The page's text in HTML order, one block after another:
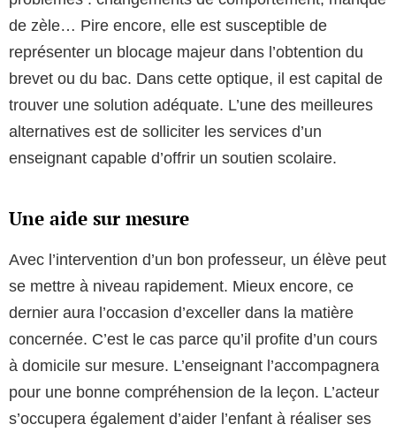
de zèle… Pire encore, elle est susceptible de
représenter un blocage majeur dans l’obtention du
brevet ou du bac. Dans cette optique, il est capital de
trouver une solution adéquate. L’une des meilleures
alternatives est de solliciter les services d’un
enseignant capable d’offrir un soutien scolaire.
Une aide sur mesure
Avec l’intervention d’un bon professeur, un élève peut
se mettre à niveau rapidement. Mieux encore, ce
dernier aura l’occasion d’exceller dans la matière
concernée. C’est le cas parce qu’il profite d’un cours
à domicile sur mesure. L’enseignant l’accompagnera
pour une bonne compréhension de la leçon. L’acteur
s’occupera également d’aider l’enfant à réaliser ses